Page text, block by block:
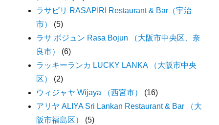
ラサピリ RASAPIRI Restaurant & Bar（宇治
市）
(5)
ラサ ボジュン Rasa Bojun （大阪市中央区、奈
良市）
(6)
ラッキーランカ LUCKY LANKA （大阪市中央
区）
(2)
ウィジャヤ Wijaya （西宮市）
(16)
アリヤ ALIYA Sri Lankan Restaurant & Bar （大
阪市福島区）
(5)